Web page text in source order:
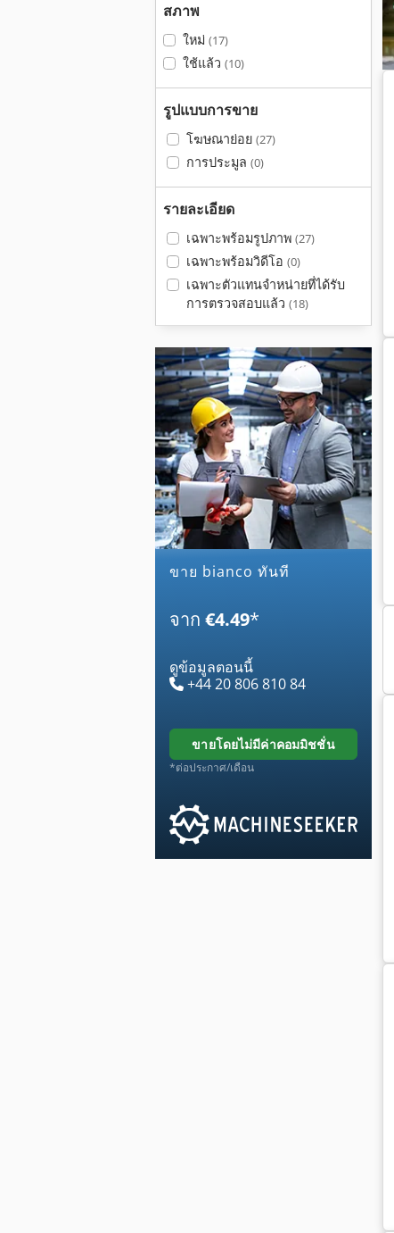
สภาพ
ใหม่ (17)
ใช้แล้ว (10)
รูปแบบการขาย
โฆษณาย่อย (27)
การประมูล (0)
รายละเอียด
เฉพาะพร้อมรูปภาพ (27)
เฉพาะพร้อมวิดีโอ (0)
เฉพาะตัวแทนจำหน่ายที่ได้รับ
การตรวจสอบแล้ว (18)
ขาย bianco ทันที
จาก €4.49*
ดูข้อมูลตอนนี้
+44 20 806 810 84
ขายโดยไม่มีค่าคอมมิชชั่น
*ต่อประกาศ/เดือน
Mep Shark 282 Ccs